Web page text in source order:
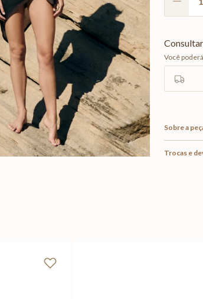
Sobre a
Trocas e